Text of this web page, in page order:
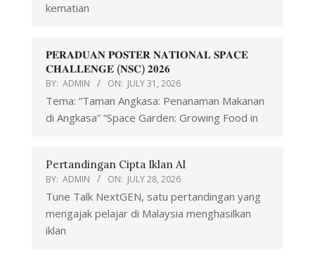
kematian
𝐏𝐄𝐑𝐀𝐃𝐔𝐀𝐍 𝐏𝐎𝐒𝐓𝐄𝐑 𝐍𝐀𝐓𝐈𝐎𝐍𝐀𝐋 𝐒𝐏𝐀𝐂𝐄
𝐂𝐇𝐀𝐋𝐋𝐄𝐍𝐆𝐄 (𝐍𝐒𝐂) 𝟐𝟎𝟐𝟔
BY: ADMIN ON: JULY 31, 2026
Tema: “Taman Angkasa: Penanaman Makanan
di Angkasa” “Space Garden: Growing Food in
Pertandingan Cipta Iklan AI
BY: ADMIN ON: JULY 28, 2026
Tune Talk NextGEN, satu pertandingan yang
mengajak pelajar di Malaysia menghasilkan
iklan